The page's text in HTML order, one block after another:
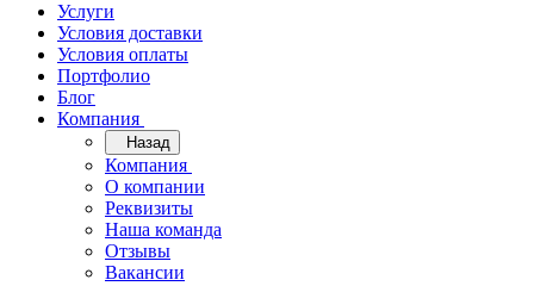
Услуги
Условия доставки
Условия оплаты
Портфолио
Блог
Компания
Назад
Компания
О компании
Реквизиты
Наша команда
Отзывы
Вакансии